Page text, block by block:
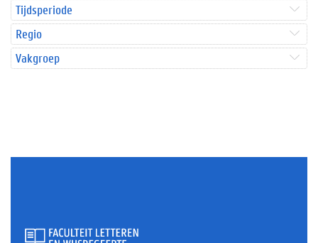
Tijdsperiode
Regio
Vakgroep